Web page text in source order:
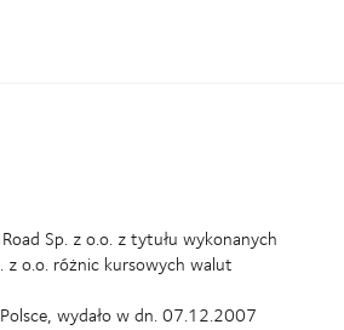
Sp. z o.o. z tytułu wykonanych
z o.o. różnic kursowych walut
wydało w dn. 07.12.2007